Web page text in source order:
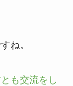
ね。
も交流をし